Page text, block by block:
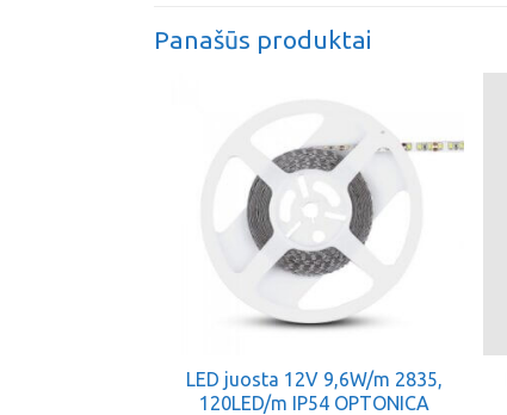
Panašūs produktai
LED juosta 12V 9,6W/m 2835,
120LED/m IP54 OPTONICA